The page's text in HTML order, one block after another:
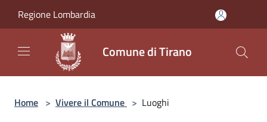
Regione Lombardia
Comune di Tirano
Home > Vivere il Comune > Luoghi